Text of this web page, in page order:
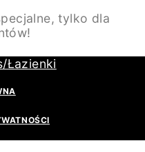
tylko dla